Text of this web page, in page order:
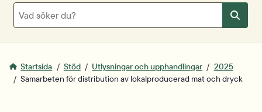
Sök
Sök
Startsida Stöd Utlysningar och upphandlingar
2025
Samarbeten för distribution av lokalproducerad mat och dryck